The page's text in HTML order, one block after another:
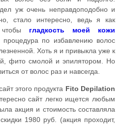
уж очень неправдоподобно и
стало интересно, ведь я как
гладкость моей кожи
процедура по избавлению волос
Хоть я и привыкла уже к
фито смолой и эпилятором. Но
от волос раз и навсегда.
этого продукта Fito Depilation
сайт легко ищется любым
акция и стоимость составляла
1980 руб. (акция проходит,